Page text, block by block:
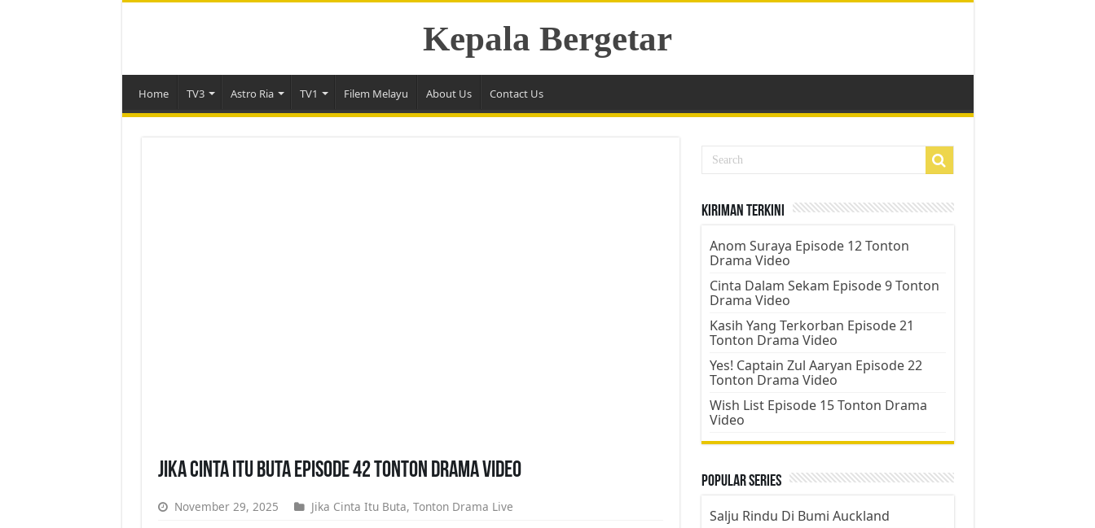
Kepala Bergetar
Home TV3 Astro Ria TV1 Filem Melayu About Us Contact Us
Jika Cinta Itu Buta Episode 42 Tonton Drama Video
November 29, 2025 Jika Cinta Itu Buta, Tonton Drama Live
Kiriman Terkini
Anom Suraya Episode 12 Tonton
Drama Video
Cinta Dalam Sekam Episode 9 Tonton
Drama Video
Kasih Yang Terkorban Episode 21
Tonton Drama Video
Yes! Captain Zul Aaryan Episode 22
Tonton Drama Video
Wish List Episode 15 Tonton Drama
Video
Popular Series
Salju Rindu Di Bumi Auckland